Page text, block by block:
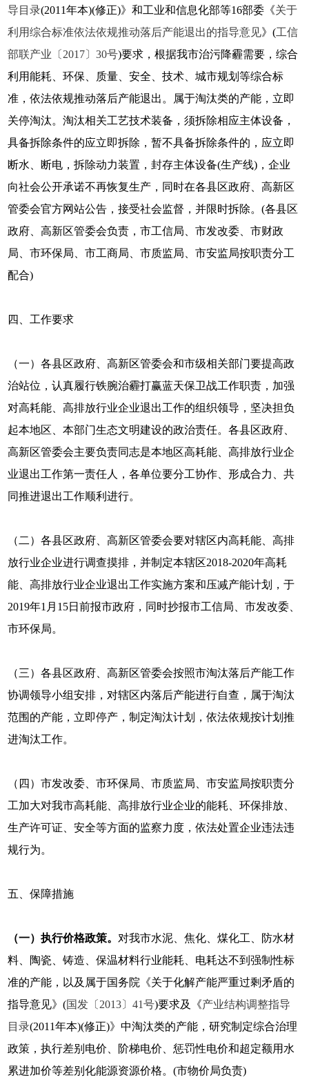
导目录(2011年本)(修正)》和工业和信息化部等16部委《关于
利用综合标准依法依规推动落后产能退出的指导意见》(工信
部联产业〔2017〕30号)要求，根据我市治污降霾需要，综合
利用能耗、环保、质量、安全、技术、城市规划等综合标
准，依法依规推动落后产能退出。属于淘汰类的产能，立即
关停淘汰。淘汰相关工艺技术装备，须拆除相应主体设备，
具备拆除条件的应立即拆除，暂不具备拆除条件的，应立即
断水、断电，拆除动力装置，封存主体设备(生产线)，企业
向社会公开承诺不再恢复生产，同时在各县区政府、高新区
管委会官方网站公告，接受社会监督，并限时拆除。(各县区
政府、高新区管委会负责，市工信局、市发改委、市财政
局、市环保局、市工商局、市质监局、市安监局按职责分工
配合)
四、工作要求
（一）各县区政府、高新区管委会和市级相关部门要提高政
治站位，认真履行铁腕治霾打赢蓝天保卫战工作职责，加强
对高耗能、高排放行业企业退出工作的组织领导，坚决担负
起本地区、本部门生态文明建设的政治责任。各县区政府、
高新区管委会主要负责同志是本地区高耗能、高排放行业企
业退出工作第一责任人，各单位要分工协作、形成合力、共
同推进退出工作顺利进行。
（二）各县区政府、高新区管委会要对辖区内高耗能、高排
放行业企业进行调查摸排，并制定本辖区2018-2020年高耗
能、高排放行业企业退出工作实施方案和压减产能计划，于
2019年1月15日前报市政府，同时抄报市工信局、市发改委、
市环保局。
（三）各县区政府、高新区管委会按照市淘汰落后产能工作
协调领导小组安排，对辖区内落后产能进行自查，属于淘汰
范围的产能，立即停产，制定淘汰计划，依法依规按计划推
进淘汰工作。
（四）市发改委、市环保局、市质监局、市安监局按职责分
工加大对我市高耗能、高排放行业企业的能耗、环保排放、
生产许可证、安全等方面的监察力度，依法处置企业违法违
规行为。
五、保障措施
（一）执行价格政策。 对我市水泥、焦化、煤化工、防水材
料、陶瓷、铸造、保温材料行业能耗、电耗达不到强制性标
准的产能，以及属于国务院《关于化解产能严重过剩矛盾的
指导意见》(国发〔2013〕41号)要求及《产业结构调整指导
目录(2011年本)(修正)》中淘汰类的产能，研究制定综合治理
政策，执行差别电价、阶梯电价、惩罚性电价和超定额用水
累进加价等差别化能源资源价格。(市物价局负责)